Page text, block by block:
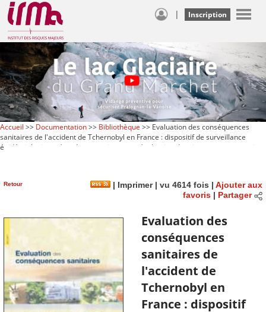
| Inscription
Accueil >> Documentation>> Bibliothèque >> Evaluation des conséquences
sanitaires de l'accident de Tchernobyl en France : dispositif de surveillance
épidémiologique, état des connaissances, évaluation des risques et perspectives
Retour | Imprimer| vu 4614 fois | Ajouter aux
favoris| Partager
Evaluation des
conséquences
sanitaires de
l'accident de
Tchernobyl en
France : dispositif